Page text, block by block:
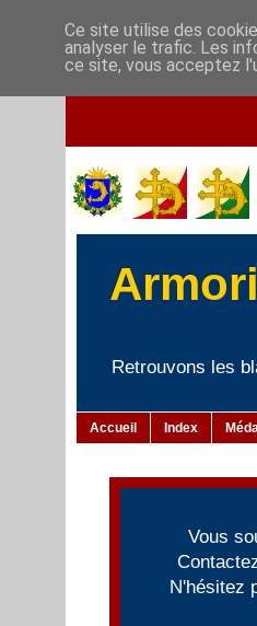
Retrouvons les
Accueil Index
Vous
N'hésitez
Ce site utilise des
analyser le trafic. Les
ce site, vous acceptez